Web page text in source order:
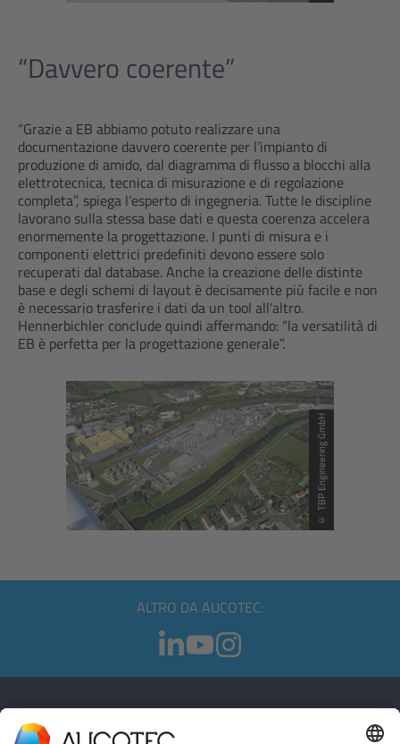
“Davvero coerente”
“Grazie a EB abbiamo potuto realizzare una
documentazione davvero coerente per l’impianto di
produzione di amido, dal diagramma di flusso a blocchi alla
elettrotecnica, tecnica di misurazione e di regolazione
completa”, spiega l’esperto di ingegneria. Tutte le discipline
lavorano sulla stessa base dati e questa coerenza accelera
enormemente la progettazione. I punti di misura e i
componenti elettrici predefiniti devono essere solo
recuperati dal database. Anche la creazione delle distinte
base e degli schemi di layout è decisamente più facile e non
è necessario trasferire i dati da un tool all’altro.
Hennerbichler conclude quindi affermando: “la versatilità di
EB è perfetta per la progettazione generale”.
© TBP Engineering GmbH
ALTRO DA AUCOTEC:
CONTATTI